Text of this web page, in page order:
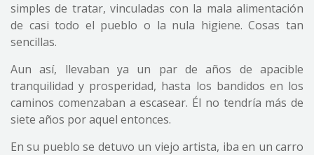
simples de tratar, vinculadas con la mala alimentación
de casi todo el pueblo o la nula higiene. Cosas tan
sencillas.
Aun así, llevaban ya un par de años de apacible
tranquilidad y prosperidad, hasta los bandidos en los
caminos comenzaban a escasear. Él no tendría más de
siete años por aquel entonces.
En su pueblo se detuvo un viejo artista, iba en un carro